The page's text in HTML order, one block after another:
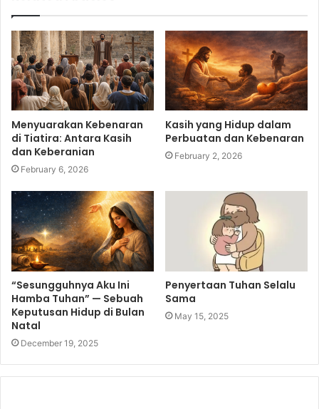
Menyuarakan Kebenaran
di Tiatira: Antara Kasih
dan Keberanian
February 6, 2026
Kasih yang Hidup dalam
Perbuatan dan Kebenaran
February 2, 2026
“Sesungguhnya Aku Ini
Hamba Tuhan” — Sebuah
Keputusan Hidup di Bulan
Natal
December 19, 2025
Penyertaan Tuhan Selalu
Sama
May 15, 2025